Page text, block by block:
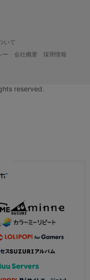
いて
ー 会社概要
採用情報
reserved.